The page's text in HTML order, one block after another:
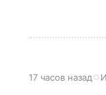
17 часов назад